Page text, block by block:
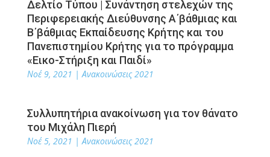
Δελτίο Τύπου | Συνάντηση στελεχών της
Περιφερειακής Διεύθυνσης Α΄βάθμιας και
Β΄βάθμιας Εκπαίδευσης Κρήτης και του
Πανεπιστημίου Κρήτης για το πρόγραμμα
«Εικο-Στήριξη και Παιδί»
Νοέ 9, 2021 |Ανακοινώσεις 2021
Συλλυπητήρια ανακοίνωση για τον θάνατο
του Μιχάλη Πιερή
Νοέ 5, 2021 |Ανακοινώσεις 2021